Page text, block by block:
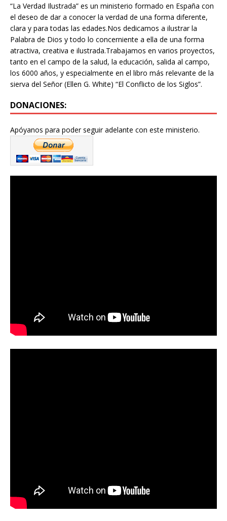
“La Verdad Ilustrada” es un ministerio formado en España con
el deseo de dar a conocer la verdad de una forma diferente,
clara y para todas las edades.Nos dedicamos a ilustrar la
Palabra de Dios y todo lo concerniente a ella de una forma
atractiva, creativa e ilustrada.Trabajamos en varios proyectos,
tanto en el campo de la salud, la educación, salida al campo,
los 6000 años, y especialmente en el libro más relevante de la
sierva del Señor (Ellen G. White) “El Conflicto de los Siglos”.
DONACIONES:
Apóyanos para poder seguir adelante con este ministerio.